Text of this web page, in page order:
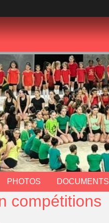
PHOTOS DOCUMENTS
compétitions